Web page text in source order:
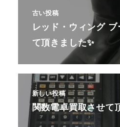
古い投稿
レッド・ウィング
て頂きました✨
新しい投稿
関数電卓買取させて